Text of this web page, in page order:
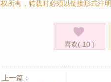
权所有，转载时必须以链接形式注
喜欢( 10)
上一篇：